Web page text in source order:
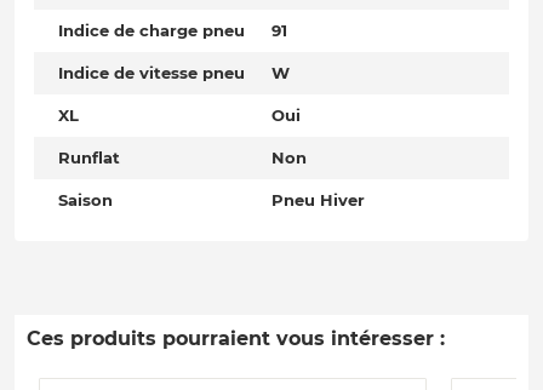
Indice de charge pneu 91
Indice de vitesse pneu W
XL Oui
Runflat Non
Saison Pneu Hiver
Ces produits pourraient vous intéresser :